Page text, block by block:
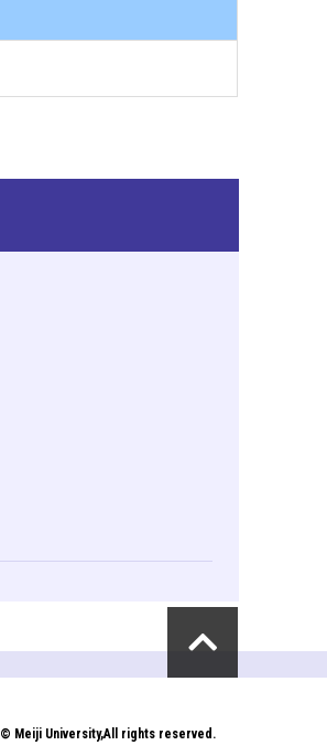
© Meiji University,All rights reserved.